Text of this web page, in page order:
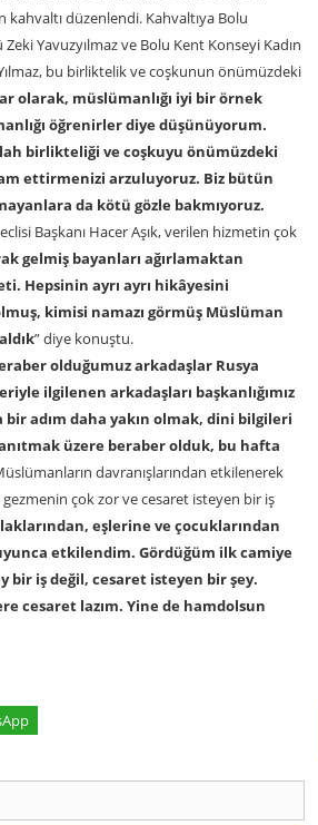
kahvaltı düzenlendi. Kahvaltıya Bolu
Yavuzyılmaz ve Bolu Kent Konseyi Kadın
Yılmaz, bu birliktelik ve coşkunun önümüzdeki
olarak, müslümanlığı iyi bir örnek
öğrenirler diye düşünüyorum.
birlikteliği ve coşkuyu önümüzdeki
ettirmenizi arzuluyoruz. Biz bütün
da kötü gözle bakmıyoruz.
Başkanı Hacer Aşık, verilen hizmetin çok
gelmiş bayanları ağırlamaktan
Hepsinin ayrı ayrı hikâyesini
kimisi namazı görmüş Müslüman
” diye konuştu.
olduğumuz arkadaşlar Rusya
ilgilenen arkadaşları başkanlığımız
adım daha yakın olmak, dini bilgileri
üzere beraber olduk, bu hafta
davranışlarından etkilenerek
çok zor ve cesaret isteyen bir iş
eşlerine ve çocuklarından
etkilendim. Gördüğüm ilk camiye
bir iş değil, cesaret isteyen bir şey.
cesaret lazım. Yine de hamdolsun